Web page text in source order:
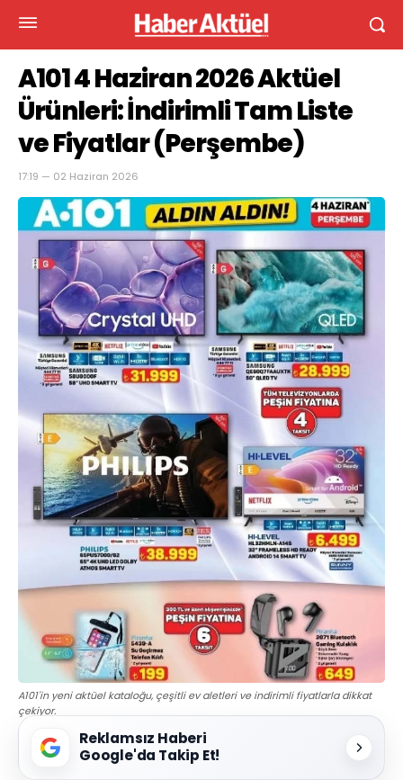
A101 4 Haziran 2026 Aktüel
Ürünleri: İndirimli Tam Liste
ve Fiyatlar (Perşembe)
17:19 — 02 Haziran 2026
A101'in yeni aktüel kataloğu, çeşitli ev aletleri ve indirimli fiyatlarla dikkat
çekiyor.
Reklamsız Haberi
Google'da Takip Et!